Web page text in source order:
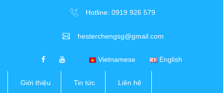
Hotline: 0919 926 579
hesterchengsg@gmail.com
Giới thiệu Tin tức Liên hệ
Vietnamese English